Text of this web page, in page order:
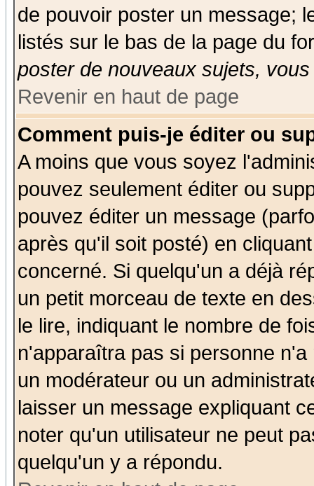
de pouvoir poster un message;
listés sur le bas de la page du
poster de nouveaux sujets,
Revenir en haut de page
Comment puis-je éditer ou
A moins que vous soyez
pouvez seulement éditer ou
pouvez éditer un message
après qu'il soit posté) en
concerné. Si quelqu'un a déjà
un petit morceau de texte en
le lire, indiquant le nombre de
n'apparaîtra pas si personne
un modérateur ou un
laisser un message expliquant
noter qu'un utilisateur ne peut
quelqu'un y a répondu.